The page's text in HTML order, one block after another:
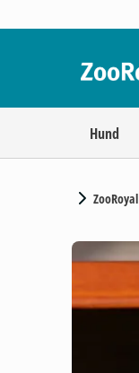
Hund
ZooRoyal